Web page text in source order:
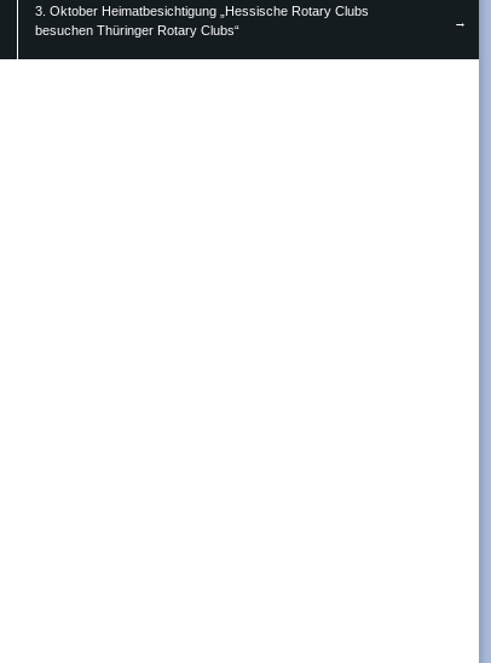
3. Oktober Heimatbesichtigung „Hessische Rotary Clubs
besuchen Thüringer Rotary Clubs“
→